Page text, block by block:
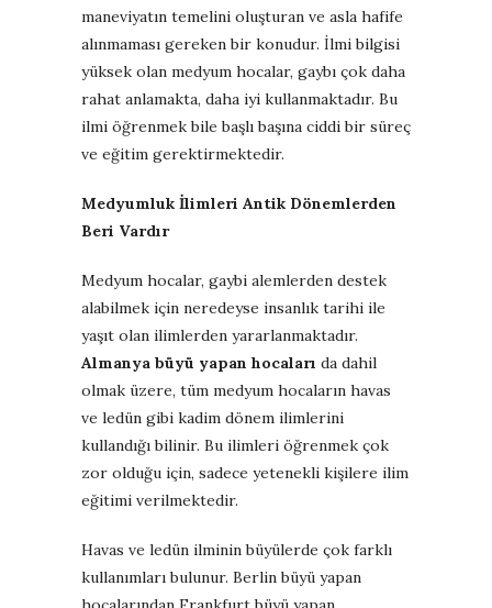
maneviyatın temelini oluşturan ve asla hafife
alınmaması gereken bir konudur. İlmi bilgisi
yüksek olan medyum hocalar, gaybı çok daha
rahat anlamakta, daha iyi kullanmaktadır. Bu
ilmi öğrenmek bile başlı başına ciddi bir süreç
ve eğitim gerektirmektedir.
Medyumluk İlimleri Antik Dönemlerden
Beri Vardır
Medyum hocalar, gaybi alemlerden destek
alabilmek için neredeyse insanlık tarihi ile
yaşıt olan ilimlerden yararlanmaktadır.
Almanya büyü yapan hocaları da dahil
olmak üzere, tüm medyum hocaların havas
ve ledün gibi kadim dönem ilimlerini
kullandığı bilinir. Bu ilimleri öğrenmek çok
zor olduğu için, sadece yetenekli kişilere ilim
eğitimi verilmektedir.
Havas ve ledün ilminin büyülerde çok farklı
kullanımları bulunur. Berlin büyü yapan